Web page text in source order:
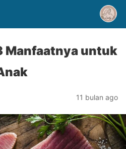
Manfaatnya untuk
11 bulan ago